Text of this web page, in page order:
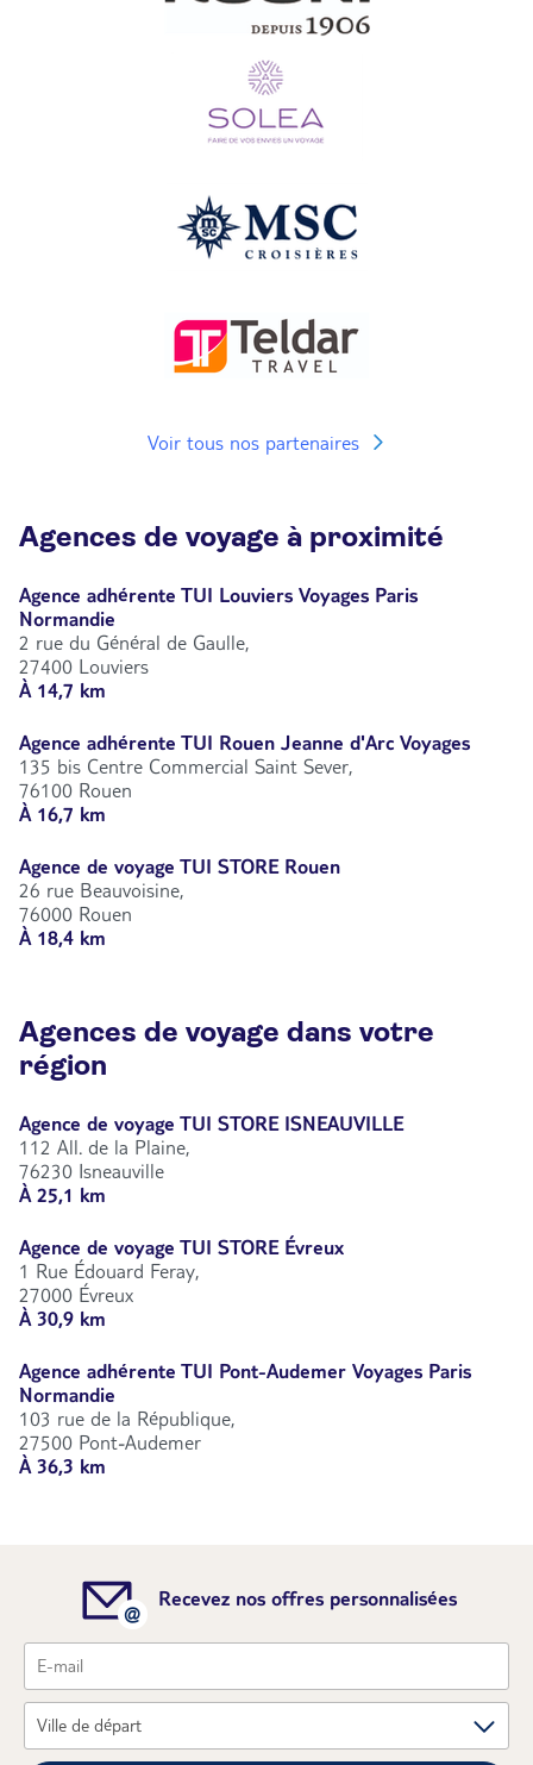
Voir tous nos partenaires
Agences de voyage à proximité
Agence adhérente TUI Louviers Voyages Paris
Normandie
2 rue du Général de Gaulle,
27400 Louviers
À 14,7 km
Agence adhérente TUI Rouen Jeanne d'Arc Voyages
135 bis Centre Commercial Saint Sever,
76100 Rouen
À 16,7 km
Agence de voyage TUI STORE Rouen
26 rue Beauvoisine,
76000 Rouen
À 18,4 km
Agences de voyage dans votre
région
Agence de voyage TUI STORE ISNEAUVILLE
112 All. de la Plaine,
76230 Isneauville
À 25,1 km
Agence de voyage TUI STORE Évreux
1 Rue Édouard Feray,
27000 Évreux
À 30,9 km
Agence adhérente TUI Pont-Audemer Voyages Paris
Normandie
103 rue de la République,
27500 Pont-Audemer
À 36,3 km
Recevez nos offres personnalisées